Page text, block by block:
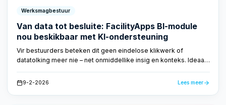
Werksmagbestuur
Van data tot besluite: FacilityApps BI-module
nou beskikbaar met KI-ondersteuning
Vir bestuurders beteken dit geen eindelose klikwerk of
datatolking meer nie – net onmiddellike insig en konteks. Ideaal
evaluerings.
9-2-2026 Lees meer